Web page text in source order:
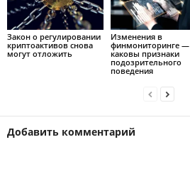
Закон о регулировании
криптоактивов снова
могут отложить
Изменения в
финмониторинге —
каковы признаки
подозрительного
поведения
Добавить комментарий